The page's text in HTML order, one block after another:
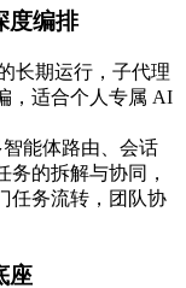
度编排
长期运行，子代理
，适合个人专属 AI
智能体路由、会话
的拆解与协同，
任务流转，团队协
座